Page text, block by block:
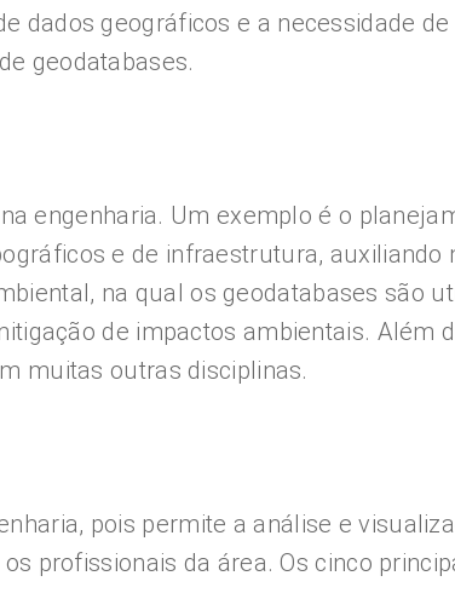
dados geográficos e a necessidade
geodatabases.
engenharia. Um exemplo é o
e de infraestrutura, auxiliando
na qual os geodatabases são
de impactos ambientais. Além
muitas outras disciplinas.
pois permite a análise e
profissionais da área. Os cinco